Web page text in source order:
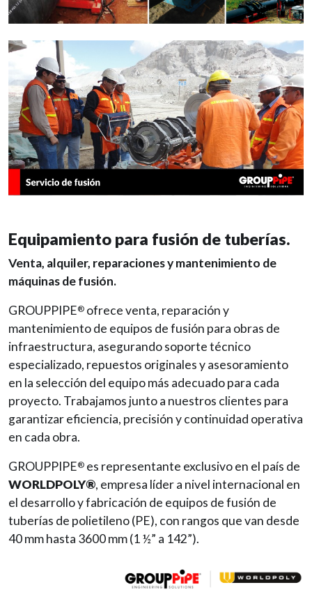
Equipamiento para fusión de tuberías.
Venta, alquiler, reparaciones y mantenimiento de
máquinas de fusión.
GROUPPIPE® ofrece venta, reparación y
mantenimiento de equipos de fusión para obras de
infraestructura, asegurando soporte técnico
especializado, repuestos originales y asesoramiento
en la selección del equipo más adecuado para cada
proyecto. Trabajamos junto a nuestros clientes para
garantizar eficiencia, precisión y continuidad operativa
en cada obra.
GROUPPIPE® es representante exclusivo en el país de
WORLDPOLY®, empresa líder a nivel internacional en
el desarrollo y fabricación de equipos de fusión de
tuberías de polietileno (PE), con rangos que van desde
40 mm hasta 3600 mm (1 ½” a 142”).